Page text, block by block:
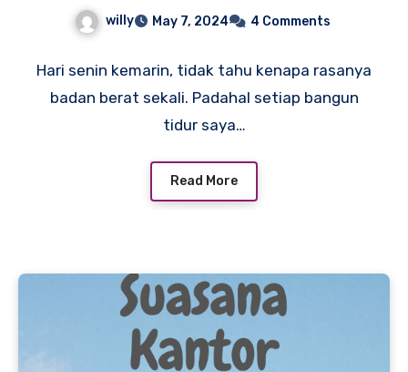
willy May 7, 2024 4 Comments
Hari senin kemarin, tidak tahu kenapa rasanya
badan berat sekali. Padahal setiap bangun
tidur saya…
Read More